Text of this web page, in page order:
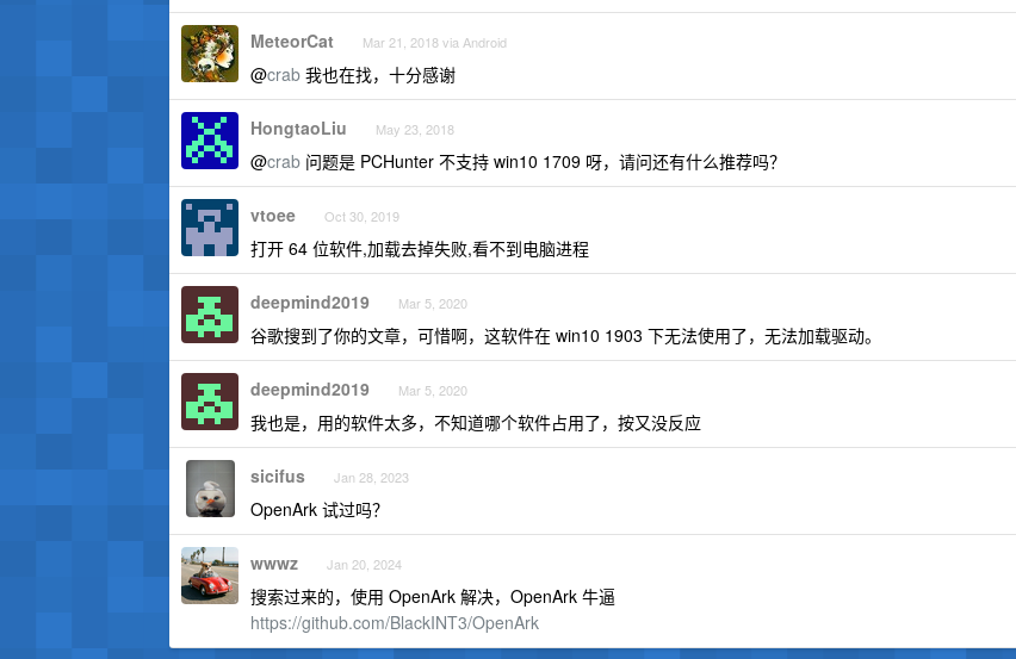
MeteorCat Mar 21, 2018 via Android
@crab 我也在找，十分感谢
HongtaoLiu May 23, 2018
@crab 问题是 PCHunter 不支持 win10 1709 呀，请问还有什么推荐吗？
vtoee Oct 30, 2019
打开 64 位软件,加载去掉失败,看不到电脑进程
deepmind2019 Mar 5, 2020
谷歌搜到了你的文章，可惜啊，这软件在 win10 1903 下无法使用了，无法加载驱动。
deepmind2019 Mar 5, 2020
我也是，用的软件太多，不知道哪个软件占用了，按又没反应
sicifus Jan 28, 2023
OpenArk 试过吗？
wwwz Jan 20, 2024
搜索过来的，使用 OpenArk 解决，OpenArk 牛逼
https://github.com/BlackINT3/OpenArk